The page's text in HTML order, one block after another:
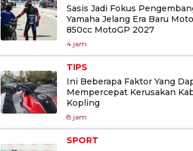
Sasis Jadi Fokus
Yamaha Jelang Era Baru
850cc MotoGP 2027
4 jam
TIPS
Ini Beberapa Faktor Yang
Mempercepat Kerusakan
Kopling
8 jam
SPORT